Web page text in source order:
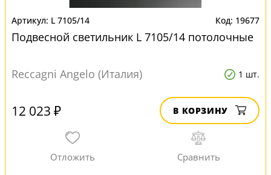
L 7105/14 19677
Подвесной светильник L 7105/14 потолочные
Reccagni Angelo (Италия) 1 шт.
12 023 ₽ В КОРЗИНУ